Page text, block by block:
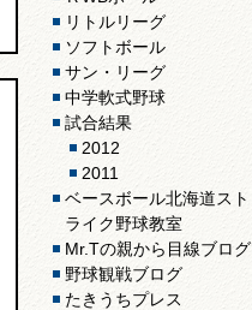
リトルリーグ
ソフトボール
サン・リーグ
中学軟式野球
試合結果
2012
2011
ベースボール北海道スト
ライク野球教室
Mr.Tの親から目線ブログ
野球観戦ブログ
たきうちプレス